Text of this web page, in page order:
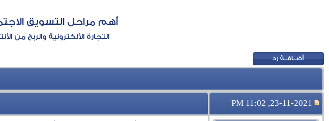
أهم مراحل التسويق
التجارة الألكترونية والربح من
23-11-2021, 11:02 PM